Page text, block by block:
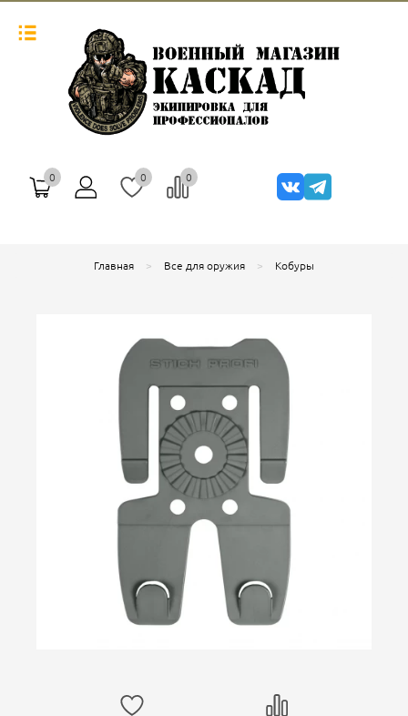
0 0 0
Главная Все для оружия Кобуры